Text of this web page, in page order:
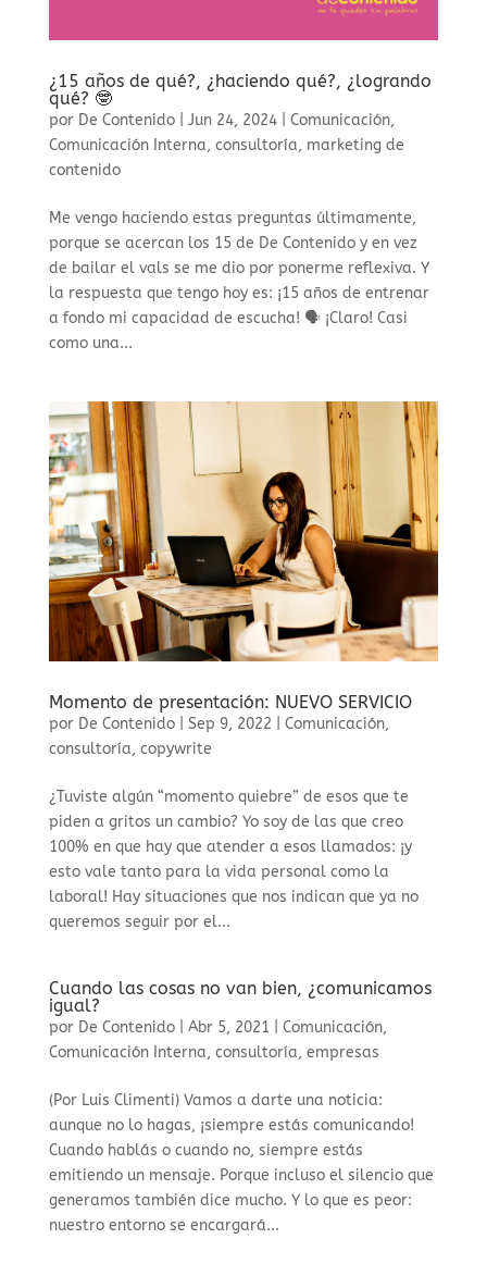
¿15 años de qué?, ¿haciendo qué?, ¿logrando
qué? 🤓
por De Contenido| Jun 24, 2024| Comunicación,
Comunicación Interna, consultoría, marketing de
contenido
Me vengo haciendo estas preguntas últimamente,
porque se acercan los 15 de De Contenido y en vez
de bailar el vals se me dio por ponerme reflexiva. Y
la respuesta que tengo hoy es: ¡15 años de entrenar
a fondo mi capacidad de escucha! 🗣 ¡Claro! Casi
como una...
Momento de presentación: NUEVO SERVICIO
por De Contenido| Sep 9, 2022 Comunicación,
consultoría, copywrite
¿Tuviste algún “momento quiebre” de esos que te
piden a gritos un cambio? Yo soy de las que creo
100% en que hay que atender a esos llamados: ¡y
esto vale tanto para la vida personal como la
laboral! Hay situaciones que nos indican que ya no
queremos seguir por el...
Cuando las cosas no van bien, ¿comunicamos
igual?
por De Contenido| Abr 5, 2021 Comunicación,
Comunicación Interna, consultoría, empresas
(Por Luis Climenti) Vamos a darte una noticia:
aunque no lo hagas, ¡siempre estás comunicando!
Cuando hablás o cuando no, siempre estás
emitiendo un mensaje. Porque incluso el silencio que
generamos también dice mucho. Y lo que es peor:
nuestro entorno se encargará...